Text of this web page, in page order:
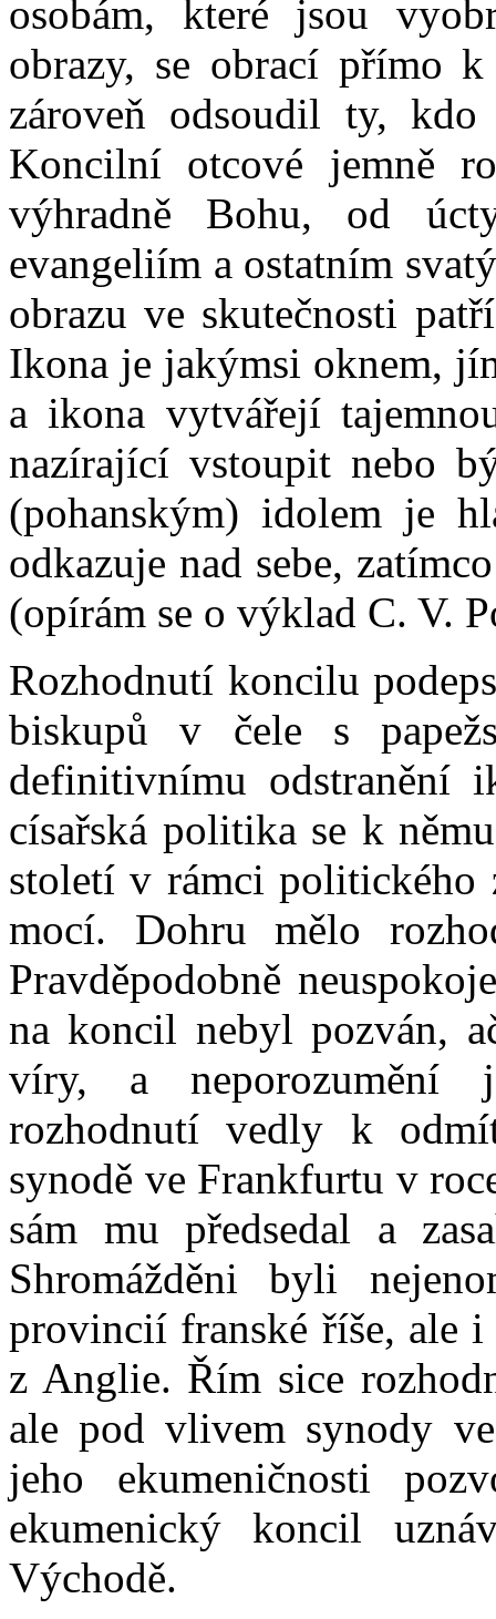
osobám, které jsou
obrazy, se obrací přímo
zároveň odsoudil ty,
Koncilní otcové jemně
výhradně Bohu, od
evangeliím a ostatním
obrazu ve skutečnosti
Ikona je jakýmsi oknem,
a ikona vytvářejí
nazírající vstoupit nebo
(pohanským) idolem je
odkazuje nad sebe,
(opírám se o výklad C. V.
Rozhodnutí koncilu
biskupů v čele s
definitivnímu odstranění
císařská politika se k
století v rámci politického
mocí. Dohru mělo
Pravděpodobně
na koncil nebyl pozván,
víry, a neporozumění
rozhodnutí vedly k
synodě ve Frankfurtu v
sám mu předsedal a
Shromážděni byli
provincií franské říše, ale i
z Anglie. Řím sice
ale pod vlivem synody
jeho ekumeničnosti
ekumenický koncil
Východě.